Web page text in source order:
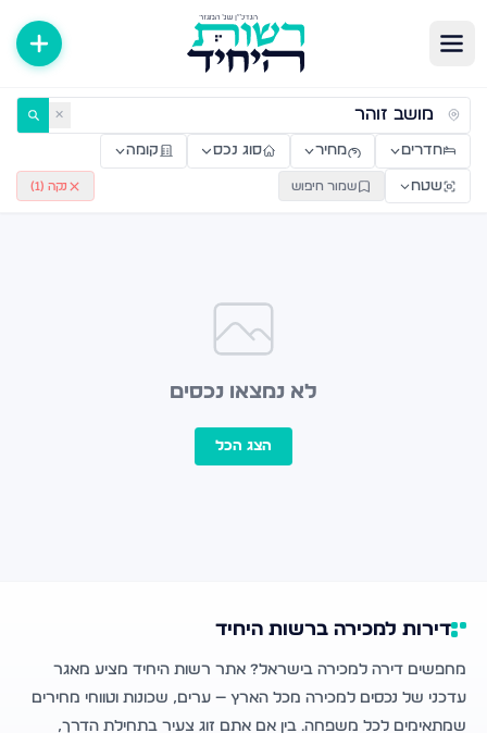
דירות למכירה ולהשכרה — רשות היחיד ✕
חדרים מחיר סוג נכס קומה
שטח שמור חיפוש נקה ( 1
)
לא נמצאו נכסים
הצג הכל
דירות למכירה ברשות היחיד
מחפשים דירה למכירה בישראל? אתר רשות היחיד מציע מאגר
עדכני של נכסים למכירה מכל הארץ — ערים, שכונות וטווחי מחירים
שמתאימים לכל משפחה. בין אם אתם זוג צעיר בתחילת הדרך,